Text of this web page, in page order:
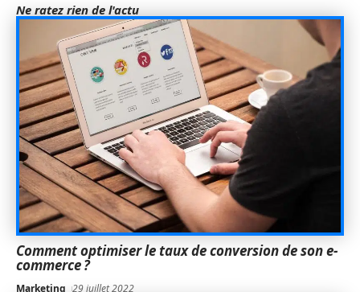
Ne ratez rien de l'actu
Comment optimiser le taux de conversion de son e-
commerce ?
Marketing 29 juillet 2022